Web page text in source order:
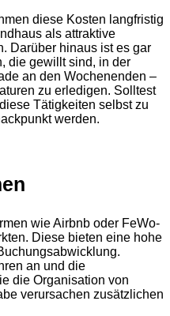
diese Kosten langfristig
als attraktive
Darüber hinaus ist es gar
die gewillt sind, in der
an den Wochenenden –
zu erledigen. Solltest
Tätigkeiten selbst zu
werden.
wie Airbnb oder FeWo-
Diese bieten eine hohe
an und die
die Organisation von
verursachen zusätzlichen